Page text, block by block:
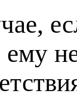
ему